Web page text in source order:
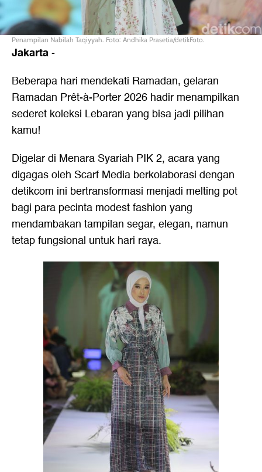
Penampilan Nabilah Taqiyyah. Foto: Andhika Prasetia/detikFoto.
Jakarta-
Beberapa hari mendekati Ramadan, gelaran
Ramadan Prêt-à-Porter 2026 hadir menampilkan
sederet koleksi Lebaran yang bisa jadi pilihan
kamu!
Digelar di Menara Syariah PIK 2, acara yang
digagas oleh Scarf Media berkolaborasi dengan
detikcom ini bertransformasi menjadi melting pot
bagi para pecinta modest fashion yang
mendambakan tampilan segar, elegan, namun
tetap fungsional untuk hari raya.